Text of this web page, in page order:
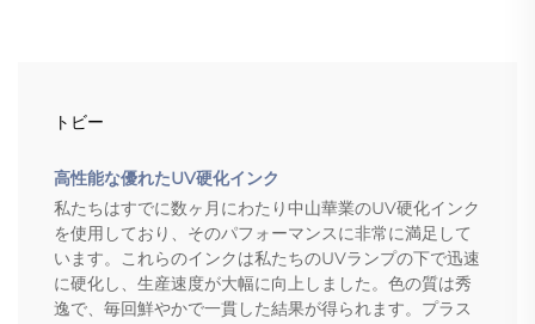
トビー
高性能な優れたUV硬化インク
私たちはすでに数ヶ月にわたり中山華業のUV硬化インク
を使用しており、そのパフォーマンスに非常に満足して
います。これらのインクは私たちのUVランプの下で迅速
に硬化し、生産速度が大幅に向上しました。色の質は秀
逸で、毎回鮮やかで一貫した結果が得られます。プラス